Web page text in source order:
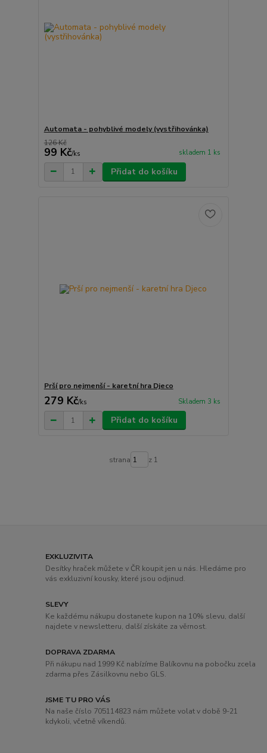
Automata - pohyblivé modely (vystřihovánka)
126 Kč
99 Kč/ks skladem 1 ks
Přidat do košíku
Prší pro nejmenší - karetní hra Djeco
279 Kč/ks Skladem 3 ks
Přidat do košíku
strana z 1
EXKLUZIVITA
Desítky hraček můžete v ČR koupit jen u nás. Hledáme pro
vás exkluzivní kousky, které jsou odjinud.
SLEVY
Ke každému nákupu dostanete kupon na 10% slevu, další
najdete v newsletteru, další získáte za věrnost.
DOPRAVA ZDARMA
Při nákupu nad 1999 Kč nabízíme Balíkovnu na pobočku zcela
zdarma přes Zásilkovnu nebo GLS.
JSME TU PRO VÁS
Na naše číslo 705114823 nám můžete volat v době 9-21
kdykoli, včetně víkendů.